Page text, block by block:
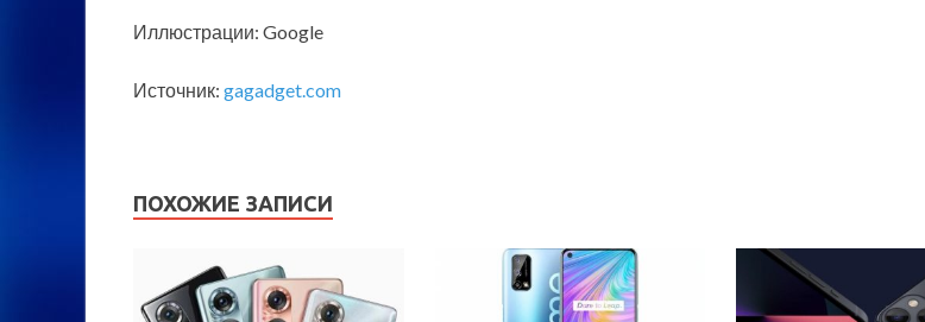
Иллюстрации: Google
Источник: gagadget.com
ПОХОЖИЕ ЗАПИСИ